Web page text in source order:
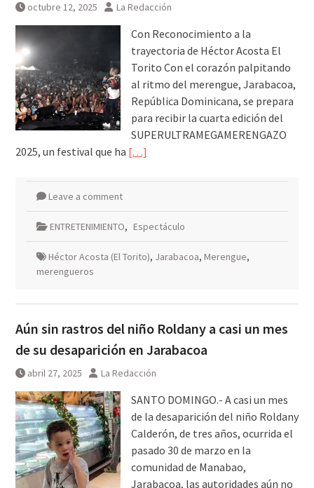
octubre 12, 2025 La Redacción
Con Reconocimiento a la
trayectoria de Héctor Acosta El
Torito Con el corazón palpitando
al ritmo del merengue, Jarabacoa,
República Dominicana, se prepara
para recibir la cuarta edición del
SUPERULTRAMEGAMERENGAZO
2025, un festival que ha […]
Leave a comment
ENTRETENIMIENTO, Espectáculo
Héctor Acosta (El Torito), Jarabacoa, Merengue,
merengueros
Aún sin rastros del niño Roldany a casi un mes
de su desaparición en Jarabacoa
abril 27, 2025 La Redacción
SANTO DOMINGO.- A casi un mes
de la desaparición del niño Roldany
Calderón, de tres años, ocurrida el
pasado 30 de marzo en la
comunidad de Manabao,
Jarabacoa, las autoridades aún no